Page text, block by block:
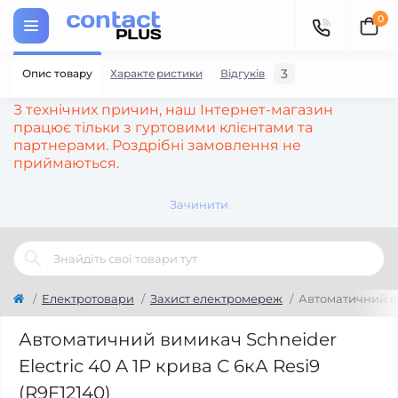
З технічних причин, наш Інтернет-магазин
працює тільки з гуртовими клієнтами та
партнерами. Роздрібні замовлення не
приймаються.
Зачинити
0
Електротовари Захист електромереж Автоматичний
Автоматичний вимикач Schneider
Electric 40 A 1P крива С 6кА Resi9
(R9F12140)
Опис товару Характеристики Відгуків 3